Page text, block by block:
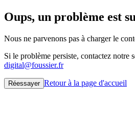
Oups, un problème est
Nous ne parvenons pas à charger le
Si le problème persiste, contactez notre
digital@foussier.fr
Réessayer Retour à la page d'accueil